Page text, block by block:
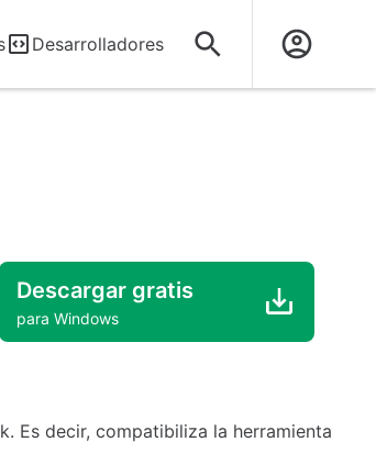
Desarrolladores
Descargar gratis
para Windows
Es decir, compatibiliza la herramienta